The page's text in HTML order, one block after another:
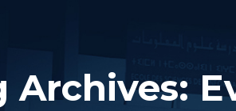
Archives: